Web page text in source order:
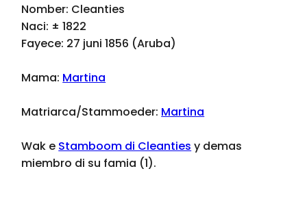
Nomber: Cleanties
Naci: ± 1822
Fayece: 27 juni 1856 (Aruba)
Mama: Martina
Matriarca/Stammoeder: Martina
Wak e Stamboom di Cleanties y demas
miembro di su famia (1).